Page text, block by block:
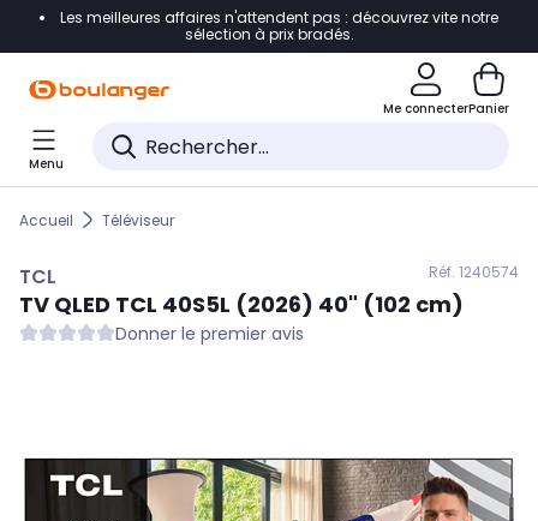
Accéder directement à la navigation
Accéder directement au pied de page
Accéder directement au chatbot
Les meilleures affaires n'attendent pas : découvrez vite notre
sélection à prix bradés.
Me connecterPanier
Menu
Accueil Téléviseur
TCL Réf. 1240574
TV QLED TCL 40S5L (2026) 40" (102 cm)
Donner le premier avis